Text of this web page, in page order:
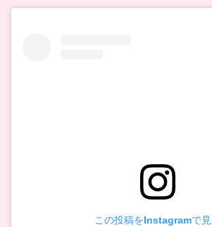
この投稿をInstagramで見